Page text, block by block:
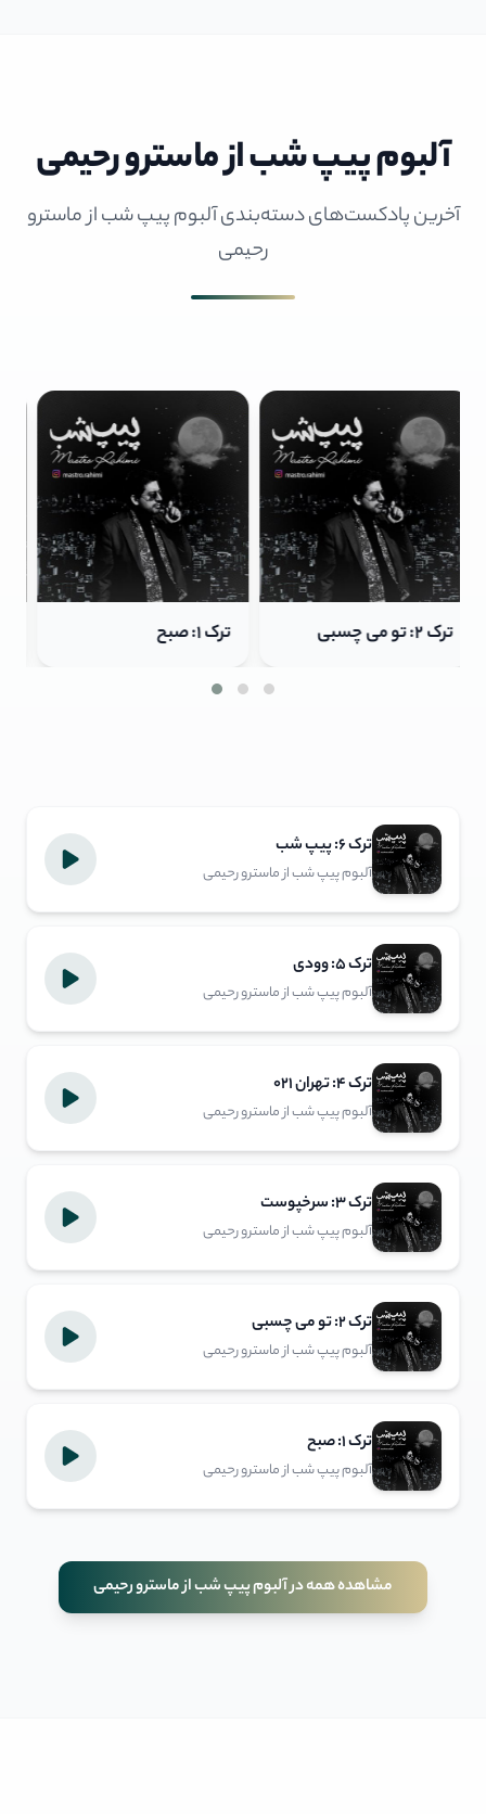
آلبوم پیپ شب از ماسترو رحیمی
آخرین پادکست‌های دسته‌بندی آلبوم پیپ شب از ماسترو
رحیمی
ترک ۱: صبح ترک ۶: پیپ شب
ترک ۶: پیپ شب
آلبوم پیپ شب از ماسترو رحیمی
ترک ۵: وودی
آلبوم پیپ شب از ماسترو رحیمی
ترک ۴: تهران ۰۲۱
آلبوم پیپ شب از ماسترو رحیمی
ترک ۳: سرخپوست
آلبوم پیپ شب از ماسترو رحیمی
ترک ۲: تو می‌ چسبی
آلبوم پیپ شب از ماسترو رحیمی
ترک ۱: صبح
آلبوم پیپ شب از ماسترو رحیمی
مشاهده همه در آلبوم پیپ شب از ماسترو رحیمی